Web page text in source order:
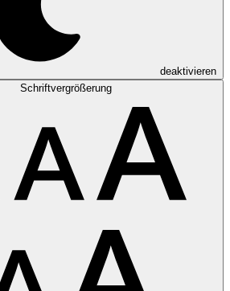
deaktivieren
Schriftvergrößerung